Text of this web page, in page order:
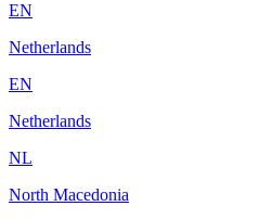
EN
Netherlands
EN
Netherlands
NL
North Macedonia